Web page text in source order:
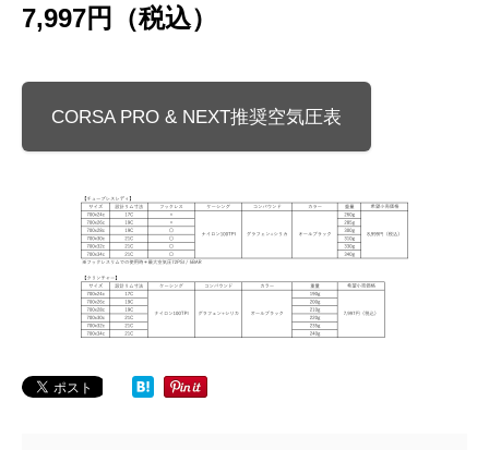
7,997円（税込）
CORSA PRO & NEXT推奨空気圧表